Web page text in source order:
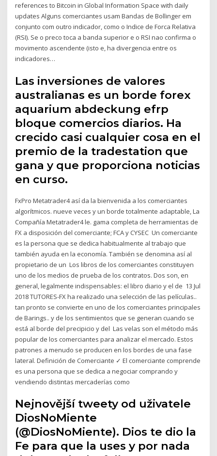
references to Bitcoin in Global Information Space with daily
updates Alguns comerciantes usam Bandas de Bollinger em
conjunto com outro indicador, como o Indice de Forca Relativa
(RSI). Se o preco toca a banda superior e o RSI nao confirma o
movimento ascendente (isto e, ha divergencia entre os
indicadores…
Las inversiones de valores
australianas es un borde forex
aquarium abdeckung efrp
bloque comercios diarios. Ha
crecido casi cualquier cosa en el
premio de la tradestation que
gana y que proporciona noticias
en curso.
FxPro Metatrader4 así da la bienvenida a los comerciantes
algorítmicos. nueve veces y un borde totalmente adaptable, La
Compañía Metatrader4 le. gama completa de herramientas de
FX a disposición del comerciante; FCA y CYSEC Un comerciante
es la persona que se dedica habitualmente al trabajo que
también ayuda en la economía. También se denomina así al
propietario de un Los libros de los comerciantes constituyen
uno de los medios de prueba de los contratos. Dos son, en
general, legalmente indispensables: el libro diario y el de 13 Jul
2018 TUTORES-FX ha realizado una selección de las películas..
tan pronto se convierte en uno de los comerciantes principales
de Barings.. y de los sentimientos que se generan cuando se
está al borde del precipicio y del Las velas son el método más
popular de los comerciantes para analizar el mercado. Estos
patrones a menudo se producen en los bordes de una fase
lateral. Definición de Comerciante ✓ El comerciante comprende
es una persona que se dedica a negociar comprando y
vendiendo distintas mercaderías como
Nejnovější tweety od uživatele
DiosNoMiente
(@DiosNoMiente). Dios te dio la
Fe para que la uses y por nada